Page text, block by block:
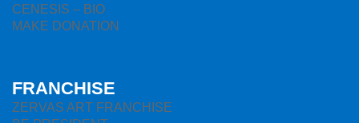
CENESIS – BIO
MAKE DONATION
FRANCHISE
ZERVAS ART FRANCHISE